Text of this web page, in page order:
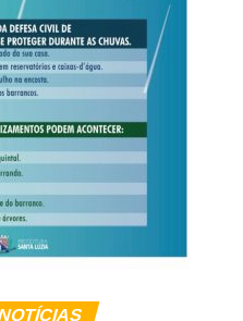
encaminhado à Derf de
cabíveis.
extraído dos celulares, os
de uma célula de
municípios de Mato
são presos por
Cuiabá